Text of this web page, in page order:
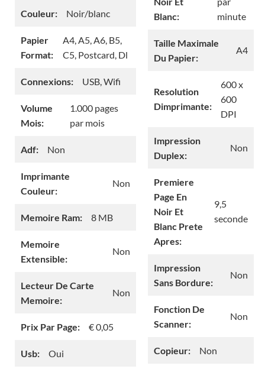
Couleur: Noir/blanc
Papier
Format:
A4, A5, A6, B5,
C5, Postcard, Dl
Connexions: USB, Wifi
Volume
Mois:
1.000 pages
par mois
Adf: Non
Imprimante
Couleur:
Non
Memoire Ram: 8 MB
Memoire
Extensible:
Non
Lecteur De Carte
Memoire:
Non
Prix Par Page: € 0,05
Usb: Oui
Blanc:
minute
Taille Maximale
Du Papier:
A4
Resolution
Dimprimante:
600 x
600
DPI
Impression
Duplex:
Non
Premiere
Page En
Noir Et
Blanc Prete
Apres:
9,5
seconde
Impression
Sans Bordure:
Non
Fonction De
Scanner:
Non
Copieur: Non